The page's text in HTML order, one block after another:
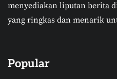
menyediakan liputan berita
yang ringkas dan menarik
Popular